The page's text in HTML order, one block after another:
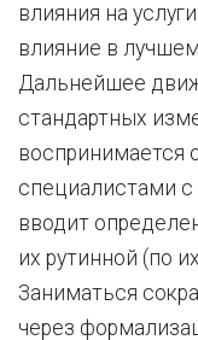
влияния на
влияние в
Дальнейшее
стандартных
воспринимается
специалистами с
вводит
их рутинной (по
Заниматься
через